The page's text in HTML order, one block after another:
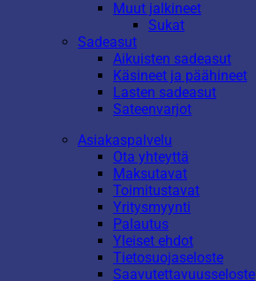
Muut jalkineet
Sukat
Sadeasut
Aikuisten sadeasut
Käsineet ja päähineet
Lasten sadeasut
Sateenvarjot
Asiakaspalvelu
Ota yhteyttä
Maksutavat
Toimitustavat
Yritysmyynti
Palautus
Yleiset ehdot
Tietosuojaseloste
Saavutettavuusseloste